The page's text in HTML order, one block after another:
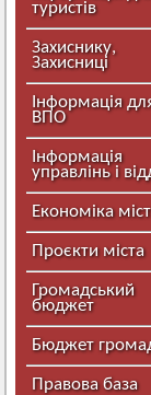
туристів
Захиснику,
Захисниці
Інформація
ВПО
Інформація
управлінь і
Економіка
Проєкти міста
Громадський
бюджет
Бюджет
Правова база